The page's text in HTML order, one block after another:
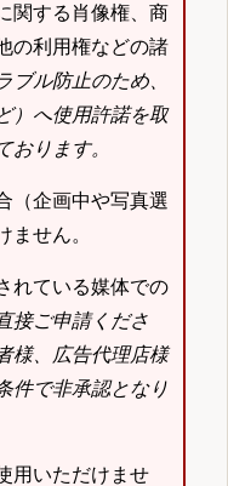
関する肖像権、商
の利用権などの諸
ブル防止のため、
）へ使用許諾を取
おります。
（企画中や写真選
ません。
れている媒体での
接ご申請くださ
様、広告代理店様
件で非承認となり
用いただけませ